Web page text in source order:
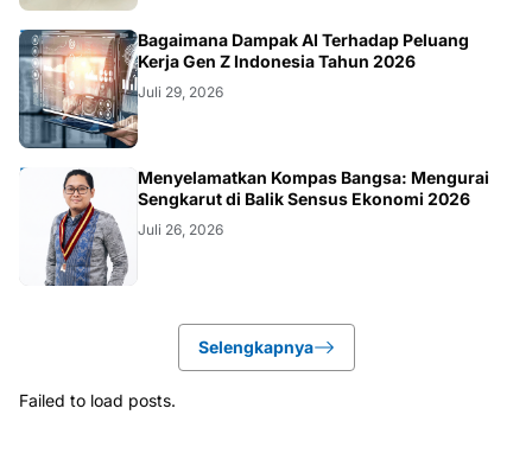
TEKNOLOGI
Bagaimana Dampak AI Terhadap Peluang
Kerja Gen Z Indonesia Tahun 2026
Juli 29, 2026
Menyelamatkan Kompas Bangsa: Mengurai
Sengkarut di Balik Sensus Ekonomi 2026
Juli 26, 2026
Selengkapnya
Failed to load posts.